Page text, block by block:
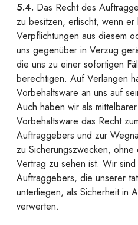
5.4. Das Recht des
zu besitzen, erlischt, wenn
Verpflichtungen aus diesem
uns gegenüber in Verzug
die uns zu einer sofortigen
berechtigen. Auf Verlangen
Vorbehaltsware an uns auf
Auch haben wir als
Vorbehaltsware das Recht
Auftraggebers und zur
zu Sicherungszwecken, ohne
Vertrag zu sehen ist. Wir
Auftraggebers, die unserer
unterliegen, als Sicherheit in
verwerten.